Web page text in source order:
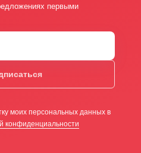
первыми
моих персональных данных в
конфиденциальности